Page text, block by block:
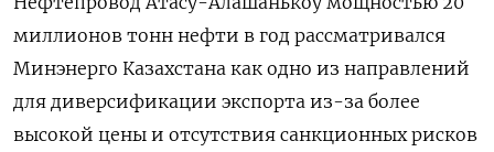
миллионов тонн нефти в год рассматривался
Минэнерго Казахстана как одно из направлений
для диверсификации экспорта из-за более
высокой цены и отсутствия санкционных рисков